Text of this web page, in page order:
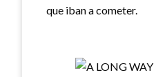
que iban a cometer.